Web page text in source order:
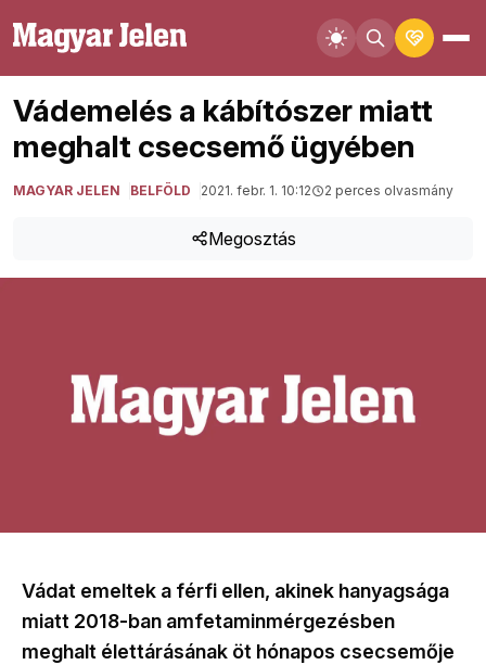
Vádemelés a kábítószer miatt
meghalt csecsemő ügyében
MAGYAR JELEN BELFÖLD 2021. febr. 1. 10:12 2 perces olvasmány
Megosztás
Vádat emeltek a férfi ellen, akinek hanyagsága
miatt 2018-ban amfetaminmérgezésben
meghalt élettárásának öt hónapos csecsemője